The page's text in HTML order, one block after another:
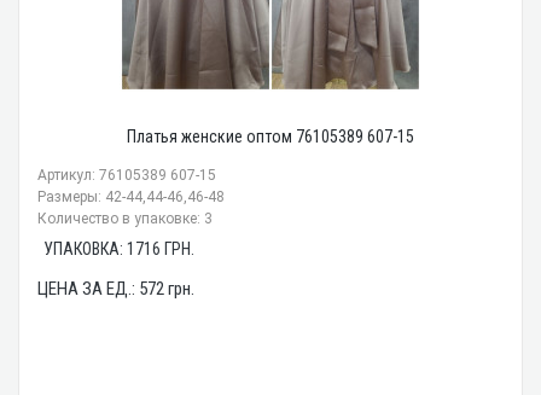
Платья женские оптом 76105389 607-15
Артикул: 76105389 607-15
Размеры: 42-44,44-46,46-48
Количество в упаковке: 3
УПАКОВКА: 1716 ГРН.
ЦЕНА ЗА ЕД.: 572грн.